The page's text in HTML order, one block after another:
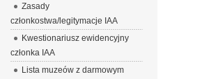
Zasady
członkostwa/legitymacje IAA
Kwestionariusz ewidencyjny
członka IAA
Lista muzeów z darmowym